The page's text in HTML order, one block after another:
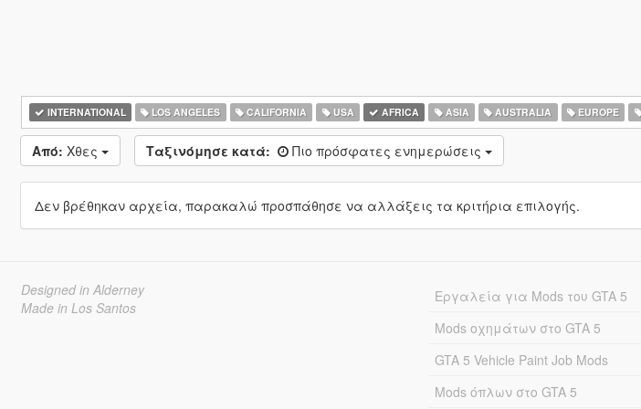
INTERNATIONAL LOS ANGELES CALIFORNIA USA AFRICA ASIA AUSTRALIA EUROPE
Από: Χθες Ταξινόμησε κατά: Πιο πρόσφατες ενημερώσεις
Δεν βρέθηκαν αρχεία, παρακαλώ προσπάθησε να αλλάξεις τα κριτήρια επιλογής.
Designed in Alderney
Made in Los Santos
Εργαλεία για Mods του GTA 5
Mods οχημάτων στο GTA 5
GTA 5 Vehicle Paint Job Mods
Mods όπλων στο GTA 5